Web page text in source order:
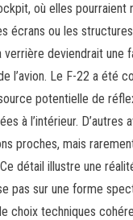
où elles pourraient
écrans ou les
deviendrait une
l’avion. Le F-22 a été
potentielle de
à l’intérieur. D’autres
proches, mais
détail illustre une
pas sur une forme
choix techniques